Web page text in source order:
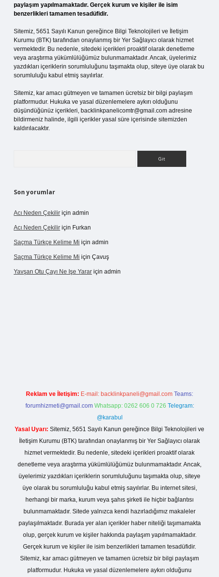
paylaşım yapılmamaktadır. Gerçek kurum ve kişiler ile isim
benzerlikleri tamamen tesadüfidir.
Sitemiz, 5651 Sayılı Kanun gereğince Bilgi Teknolojileri ve İletişim
Kurumu (BTK) tarafından onaylanmış bir Yer Sağlayıcı olarak hizmet
vermektedir. Bu nedenle, sitedeki içerikleri proaktif olarak denetleme
veya araştırma yükümlülüğümüz bulunmamaktadır. Ancak, üyelerimiz
yazdıkları içeriklerin sorumluluğunu taşımakta olup, siteye üye olarak bu
sorumluluğu kabul etmiş sayılırlar.
Sitemiz, kar amacı gütmeyen ve tamamen ücretsiz bir bilgi paylaşım
platformudur. Hukuka ve yasal düzenlemelere aykırı olduğunu
düşündüğünüz içerikleri, backlinkpanelicomtr@gmail.com adresine
bildirmeniz halinde, ilgili içerikler yasal süre içerisinde sitemizden
kaldırılacaktır.
Son yorumlar
Acı Neden Çekilir için admin
Acı Neden Çekilir için Furkan
Saçma Türkçe Kelime Mi için admin
Saçma Türkçe Kelime Mi için Çavuş
Yavşan Otu Çayı Ne Işe Yarar için admin
Reklam ve İletişim: E-mail: backlinkpaneli@gmail.com Teams:
forumhizmeti@gmail.com Whatsapp: 0262 606 0 726 Telegram:
@karabul
Yasal Uyarı: Sitemiz, 5651 Sayılı Kanun gereğince Bilgi Teknolojileri ve
İletişim Kurumu (BTK) tarafından onaylanmış bir Yer Sağlayıcı olarak
hizmet vermektedir. Bu nedenle, sitedeki içerikleri proaktif olarak
denetleme veya araştırma yükümlülüğümüz bulunmamaktadır. Ancak,
üyelerimiz yazdıkları içeriklerin sorumluluğunu taşımakta olup, siteye
üye olarak bu sorumluluğu kabul etmiş sayılırlar. Bu internet sitesi,
herhangi bir marka, kurum veya şahıs şirketi ile hiçbir bağlantısı
bulunmamaktadır. Sitede yalnızca kendi hazırladığımız makaleler
paylaşılmaktadır. Burada yer alan içerikler haber niteliği taşımamakta
olup, gerçek kurum ve kişiler hakkında paylaşım yapılmamaktadır.
Gerçek kurum ve kişiler ile isim benzerlikleri tamamen tesadüfidir.
Sitemiz, kar amacı gütmeyen ve tamamen ücretsiz bir bilgi paylaşım
platformudur. Hukuka ve yasal düzenlemelere aykırı olduğunu